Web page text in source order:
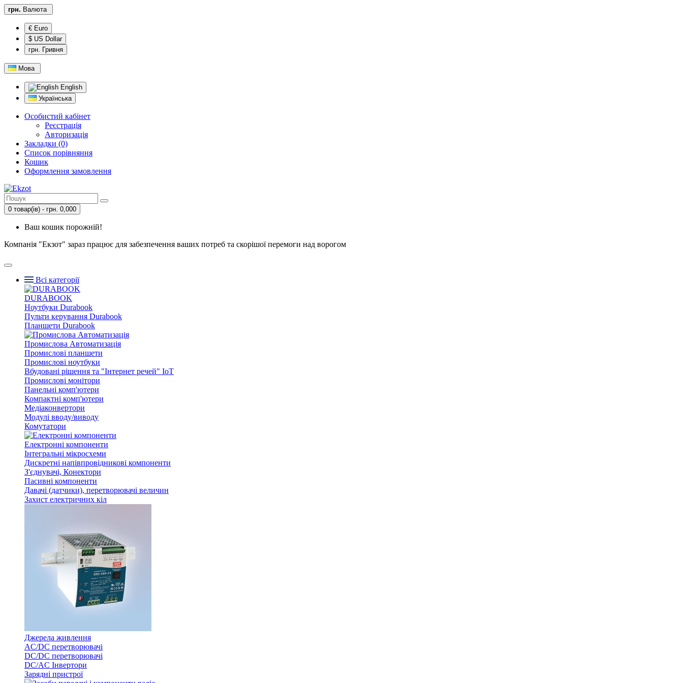
грн. Валюта
€ Euro
$ US Dollar
грн. Гривня
Мова
English
Українська
Особистий кабінет
Реєстрація
Авторизація
Закладки (0)
Список порівняння
Кошик
Оформлення замовлення
0 товар(ів) - грн. 0,000
Ваш кошик порожній!
Компанія "Екзот" зараз працює для забезпечення ваших потреб та скорішої перемоги над ворогом
Всі категорії
DURABOOK
Ноутбуки Durabook
Пульти керування Durabook
Планшети Durabook
Промислова Автоматизація
Промислові планшети
Промислові ноутбуки
Вбудовані рішення та "Інтернет речей" IoT
Промислові монітори
Панельні комп'ютери
Компактні комп'ютери
Медіаконвертори
Модулі вводу/виводу
Комутатори
Електронні компоненти
Інтегральні мікросхеми
Дискретні напівпровідникові компоненти
З'єднувачі, Конектори
Пасивні компоненти
Давачі (датчики), перетворювачі величин
Захист електричних кіл
Джерела живлення
AC/DC перетворювачі
DC/DC перетворювачі
DC/AC Інвертори
Зарядні пристрої